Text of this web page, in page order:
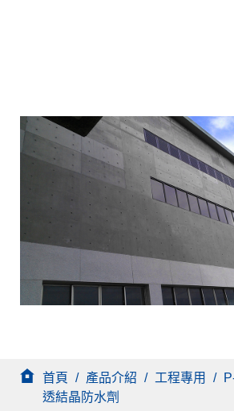
首頁 / 產品介紹 / 工程專用 /
透結晶防水劑